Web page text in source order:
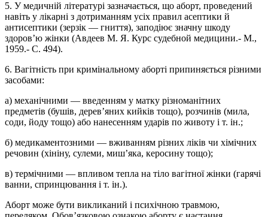
5. У медичній літературі зазначається, що аборт, проведений
навіть у лікарні з дотриманням усіх правил асептики й
антисептики (зерзік — гниття), заподіює значну шкоду
здоров’ю жінки (Авдеев М. Я. Курс судебной медицини.- М.,
1959.- С. 494).
6. Вагітність при кримінальному аборті припиняється різними
засобами:
а) механічними — введенням у матку різноманітних
предметів (бушів, дерев’яних кийків тощо), розчинів (мила,
соди, йоду тощо) або нанесенням ударів по животу і т. ін.;
б) медикаментозними — вживанням різних ліків чи хімічних
речовин (хініну, сулеми, миш’яка, керосину тощо);
в) термічними — впливом тепла на тіло вагітної жінки (гарячі
ванни, спринцювання і т. ін.).
Аборт може бути викликаний і психічною травмою,